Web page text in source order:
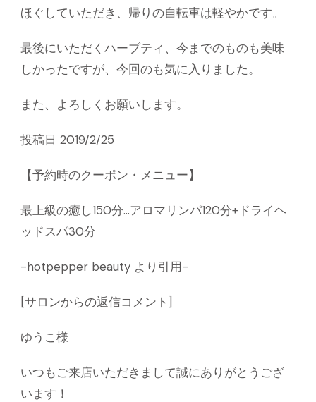
ほぐしていただき、帰りの自転車は軽やかです。
最後にいただくハーブティ、今までのものも美味
しかったですが、今回のも気に入りました。
また、よろしくお願いします。
投稿日 2019/2/25
【予約時のクーポン・メニュー】
最上級の癒し150分…アロマリンパ120分+ドライヘ
ッドスパ30分
-hotpepper beauty より引用-
[サロンからの返信コメント]
ゆうこ様
いつもご来店いただきまして誠にありがとうござ
います！